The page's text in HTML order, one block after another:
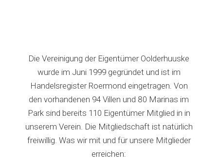
Die Vereinigung der Eigentümer Oolderhuuske
wurde im Juni 1999 gegründet und ist im
Handelsregister Roermond eingetragen. Von
den vorhandenen 94 Villen und 80 Marinas im
Park sind bereits 110 Eigentümer Mitglied in in
unserem Verein. Die Mitgliedschaft ist natürlich
freiwillig. Was wir mit und für unsere Mitglieder
erreichen: